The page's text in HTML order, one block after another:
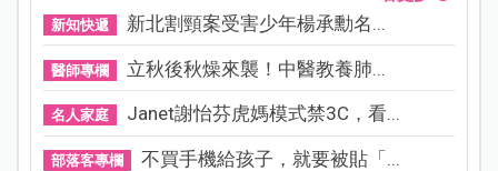
新知快遞 新北割頸案受害少年楊承勳名...
醫師專欄 立秋後秋燥來襲！中醫教養肺...
名人家庭 Janet謝怡芬虎媽模式禁3C，看...
部落客專欄 不買手機給孩子，就要被貼「...